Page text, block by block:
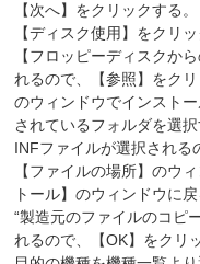
【次へ】をクリックする。
【ディスク使用】をクリッ
【フロッピーディスクか
れるので、【参照】をク
のウィンドウでインスト
されているフォルダを選択
INFファイルが選択される
【ファイルの場所】のウ
トール】のウィンドウに戻
“製造元のファイルのコピ
れるので、【OK】をクリ